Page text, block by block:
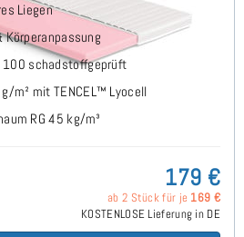
Liegen
100 schadstoffgeprüft
m² mit TENCEL™ Lyocell
RG 45 kg/m³
179 €
ab 2 Stück für je 169 €
KOSTENLOSE Lieferung in DE